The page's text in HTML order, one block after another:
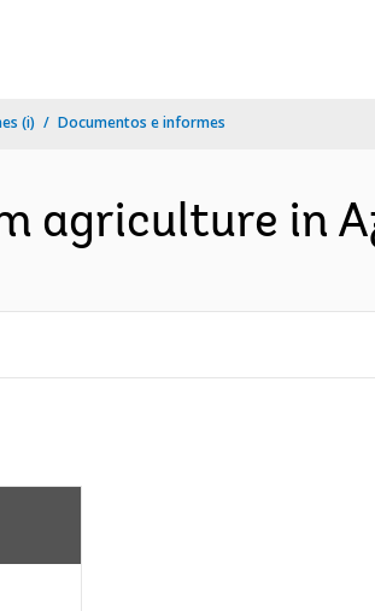
(i) Documentos e informes
agriculture in